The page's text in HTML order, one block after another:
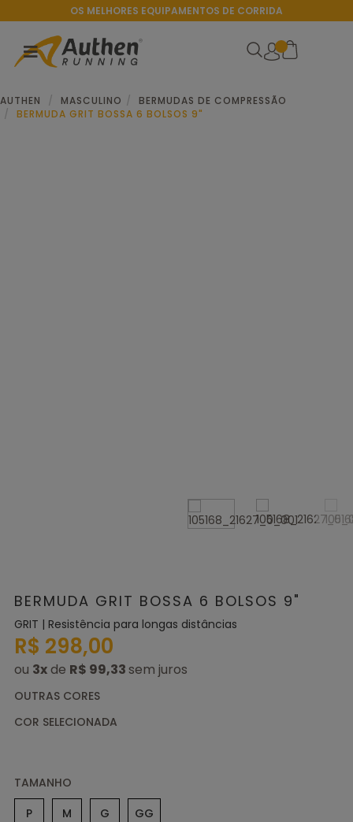
OS MELHORES EQUIPAMENTOS DE CORRIDA
AUTHEN MASCULINO
BERMUDAS DE COMPRESSÃO
BERMUDA GRIT BOSSA 6 BOLSOS 9"
BERMUDA GRIT BOSSA 6 BOLSOS 9"
GRIT | Resistência para longas distâncias
R$ 298,00
ou 3xde R$ 99,33
OUTRAS CORES
TAMANHO
P
M G GG